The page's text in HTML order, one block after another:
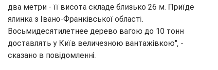
два метри - її висота складе близько 26 м. Приїде
ялинка з Івано-Франківської області.
Восьмидесятилетнее дерево вагою до 10 тонн
доставлять у Київ величезною вантажівкою", -
сказано в повідомленні.